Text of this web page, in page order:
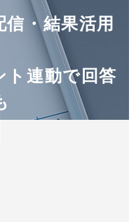
・結果活用
ト連動で回答